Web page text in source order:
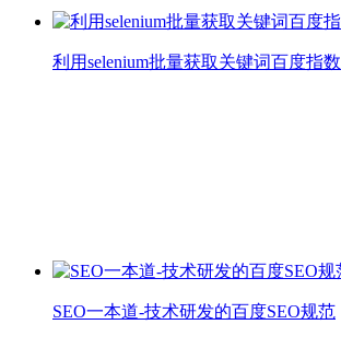
利用selenium批量获取关键词百度指数
SEO一本道-技术研发的百度SEO规范